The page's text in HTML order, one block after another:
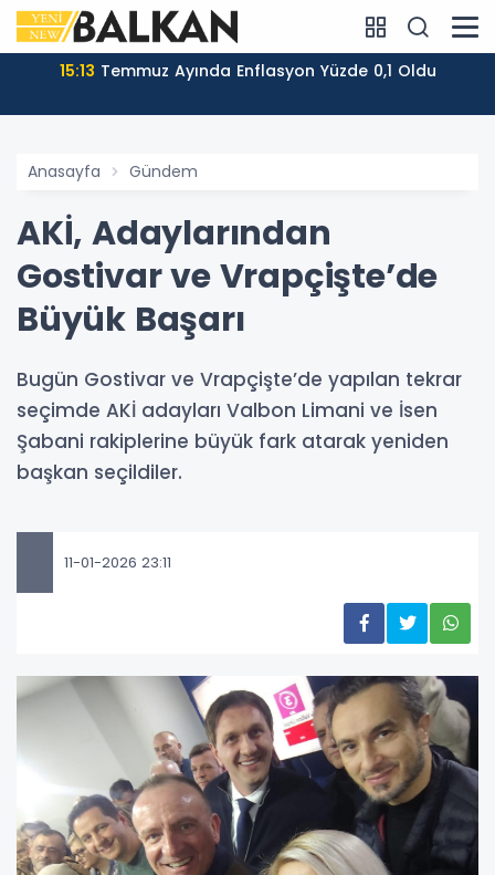
15:13 Temmuz Ayında Enflasyon Yüzde 0,1 Oldu
Anasayfa Gündem
AKİ, Adaylarından
Gostivar ve Vrapçişte’de
Büyük Başarı
Bugün Gostivar ve Vrapçişte’de yapılan tekrar
seçimde AKİ adayları Valbon Limani ve İsen
Şabani rakiplerine büyük fark atarak yeniden
başkan seçildiler.
11-01-2026 23:11